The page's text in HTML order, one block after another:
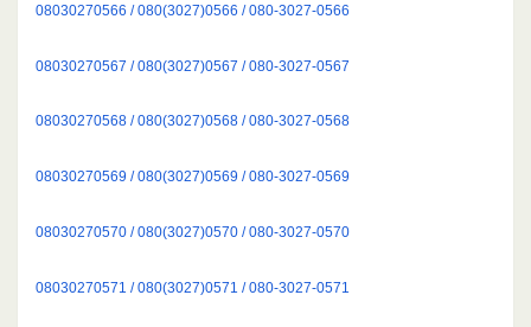
08030270566 / 080(3027)0566 / 080-3027-0566
08030270567 / 080(3027)0567 / 080-3027-0567
08030270568 / 080(3027)0568 / 080-3027-0568
08030270569 / 080(3027)0569 / 080-3027-0569
08030270570 / 080(3027)0570 / 080-3027-0570
08030270571 / 080(3027)0571 / 080-3027-0571